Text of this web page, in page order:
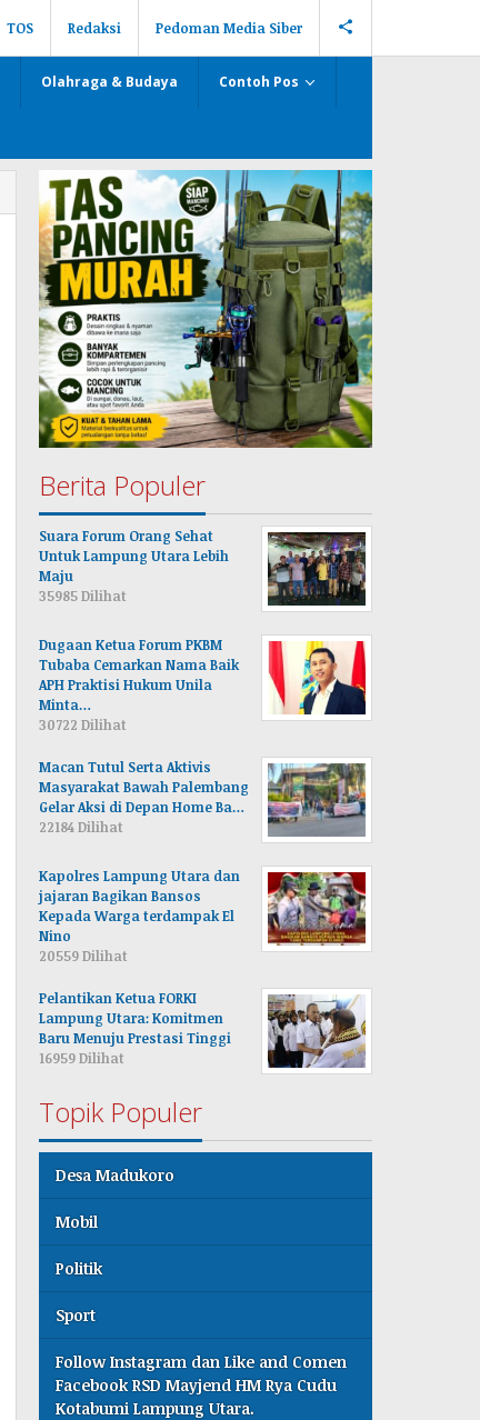
TOS Redaksi Pedoman Media Siber
Olahraga & Budaya Contoh Pos
Berita Populer
Suara Forum Orang Sehat
Untuk Lampung Utara Lebih
Maju
35985 Dilihat
Dugaan Ketua Forum PKBM
Tubaba Cemarkan Nama Baik
APH Praktisi Hukum Unila
Minta…
30722 Dilihat
Macan Tutul Serta Aktivis
Masyarakat Bawah Palembang
Gelar Aksi di Depan Home Ba…
22184 Dilihat
Kapolres Lampung Utara dan
jajaran Bagikan Bansos
Kepada Warga terdampak El
Nino
20559 Dilihat
Pelantikan Ketua FORKI
Lampung Utara: Komitmen
Baru Menuju Prestasi Tinggi
16959 Dilihat
Topik Populer
Desa Madukoro
Mobil
Politik
Sport
Follow Instagram dan Like and Comen
Facebook RSD Mayjend HM Rya Cudu
Kotabumi Lampung Utara.